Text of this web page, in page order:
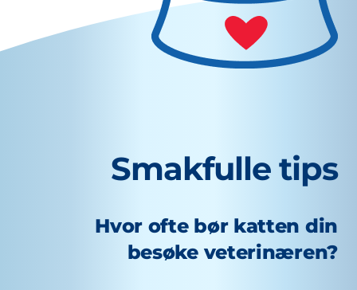
Smakfulle tips
Hvor ofte bør katten din
besøke veterinæren?